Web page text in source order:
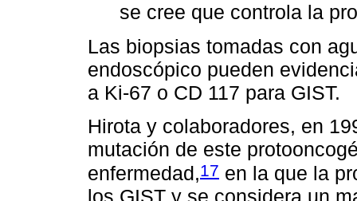
se cree que controla la
Las biopsias tomadas con
endoscópico pueden
a Ki-67 o CD 117 para GIST.
Hirota y colaboradores, en
mutación de este
enfermedad,17 en la que la
los GIST y se considera un